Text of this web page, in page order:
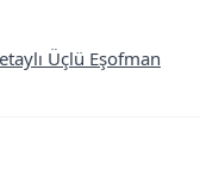
Üçlü Eşofman